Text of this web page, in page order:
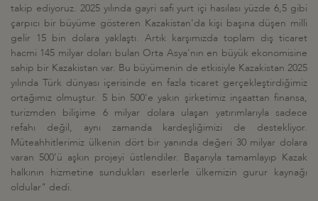
takip ediyoruz. 2025 yılında gayri safi yurt içi hasılası yüzde 6,5 gibi
çarpıcı bir büyüme gösteren Kazakistan'da kişi başına düşen milli
gelir 15 bin dolara yaklaştı. Artık karşımızda toplam dış ticaret
hacmi 145 milyar doları bulan Orta Asya'nın en büyük ekonomisine
sahip bir Kazakistan var. Bu büyümenin de etkisiyle Kazakistan 2025
yılında Türk dünyası içerisinde en fazla ticaret gerçekleştirdiğimiz
ortağımız olmuştur. 5 bin 500'e yakın şirketimiz inşaattan finansa,
turizmden bilişime 6 milyar dolara ulaşan yatırımlarıyla sadece
refahı değil, aynı zamanda kardeşliğimizi de destekliyor.
Müteahhitlerimiz ülkenin dört bir yanında değeri 30 milyar dolara
varan 500'ü aşkın projeyi üstlendiler. Başarıyla tamamlayıp Kazak
halkının hizmetine sundukları eserlerle ülkemizin gurur kaynağı
oldular" dedi.